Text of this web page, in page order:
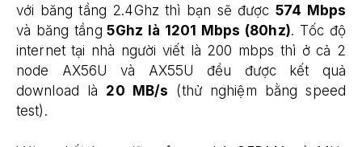
với băng tầng 2.4Ghz thì bạn sẽ được 574 Mbps
và băng tầng 5Ghz là 1201 Mbps (80hz). Tốc độ
internet tại nhà người viết là 200 mbps thì ở cả 2
node AX56U và AX55U đều được kết quả
download là 20 MB/s (thử nghiệm bằng speed
test).